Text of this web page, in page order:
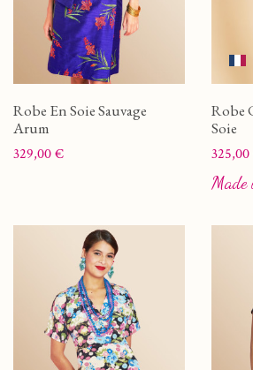
Robe En Soie Sauvage
Arum
Prix
329,00 €
Robe
Soie
Prix
Made